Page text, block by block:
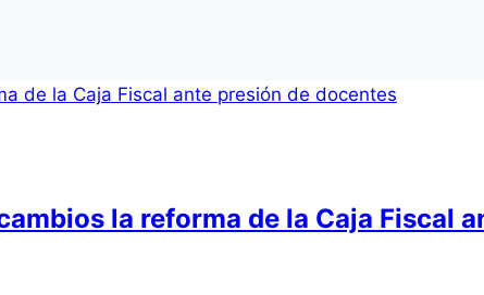
la reforma de la Caja Fiscal